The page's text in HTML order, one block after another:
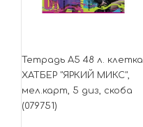
Тетрадь А5 48 л. клетка
ХАТБЕР "ЯРКИЙ МИКС",
мел.карт, 5 диз, скоба
(079751)